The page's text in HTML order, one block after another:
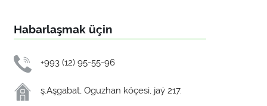
Habarlaşmak üçin
+993 (12) 95-55-96
ş.Aşgabat, Oguzhan köçesi, jaý 217.